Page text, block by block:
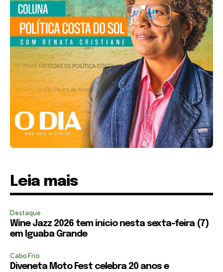
Leia mais
Destaque
Wine Jazz 2026 tem início nesta sexta-feira (7)
em Iguaba Grande
Cabo Frio
Diveneta Moto Fest celebra 20 anos e